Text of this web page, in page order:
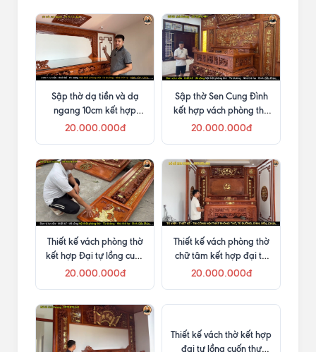
Sập thờ dạ tiền và dạ
ngang 10cm kết hợp
vách phòng thờ hiện đại
20.000.000đ
Sập thờ Sen Cung Đình
kết hợp vách phòng thờ
hoa sen
20.000.000đ
Thiết kế vách phòng thờ
kết hợp Đại tự lồng cuốn
thư và câu đối cho anh
20.000.000đ
Thiết kế vách phòng thờ
chữ tâm kết hợp đại tự
lồng cuốn thư cùng đôi
20.000.000đ